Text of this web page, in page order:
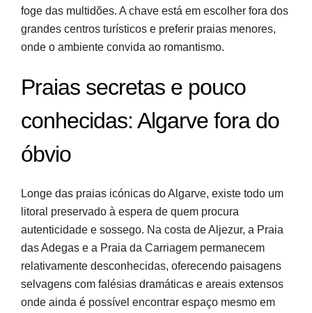
foge das multidões. A chave está em escolher fora dos
grandes centros turísticos e preferir praias menores,
onde o ambiente convida ao romantismo.
Praias secretas e pouco
conhecidas: Algarve fora do
óbvio
Longe das praias icónicas do Algarve, existe todo um
litoral preservado à espera de quem procura
autenticidade e sossego. Na costa de Aljezur, a Praia
das Adegas e a Praia da Carriagem permanecem
relativamente desconhecidas, oferecendo paisagens
selvagens com falésias dramáticas e areais extensos
onde ainda é possível encontrar espaço mesmo em